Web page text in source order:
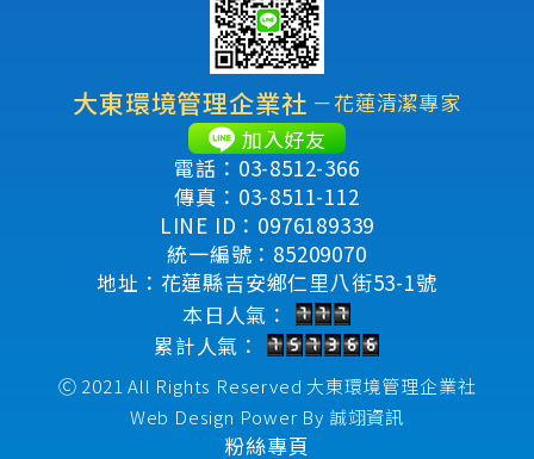
大東環境管理企業社 －花蓮清潔專家
加入好友
電話：03-8512-366
傳真：03-8511-112
LINE ID：0976189339
統一編號：85209070
地址：花蓮縣吉安鄉仁里八街53-1號
本日人氣：
累計人氣：
Ⓒ 2021 All Rights Reserved 大東環境管理企業社
Web Design Power By 誠翊資訊
粉絲專頁